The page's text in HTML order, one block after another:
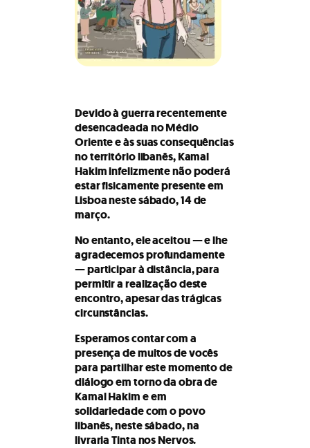
Devido à guerra recentemente
desencadeada no Médio
Oriente e às suas consequências
no território libanês, Kamal
Hakim infelizmente não poderá
estar fisicamente presente em
Lisboa neste sábado, 14 de
março.
No entanto, ele aceitou — e lhe
agradecemos profundamente
— participar à distância, para
permitir a realização deste
encontro, apesar das trágicas
circunstâncias.
Esperamos contar com a
presença de muitos de vocês
para partilhar este momento de
diálogo em torno da obra de
Kamal Hakim e em
solidariedade com o povo
libanês, neste sábado, na
livraria Tinta nos Nervos.